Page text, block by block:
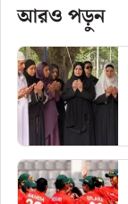
আরও পড়ুন